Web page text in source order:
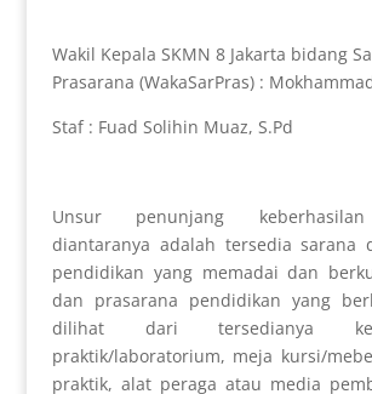
Wakil Kepala SKMN 8 Jakarta bidang
Prasarana (WakaSarPras) :
Staf : Fuad Solihin Muaz, S.Pd
Unsur penunjang
diantaranya adalah tersedia sarana
pendidikan yang memadai dan
dan prasarana pendidikan yang
dilihat dari tersedianya
praktik/laboratorium, meja kursi/
praktik, alat peraga atau media